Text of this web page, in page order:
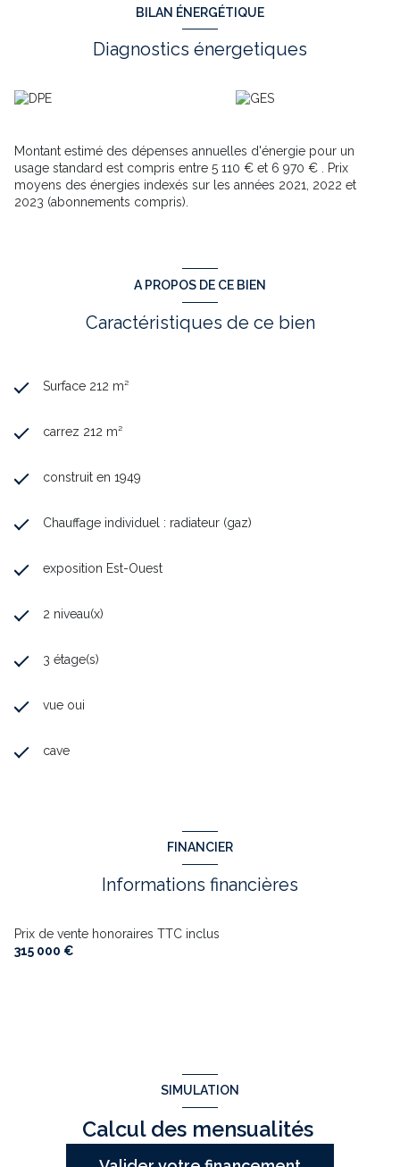
Idéal pour investisseur souhaitant allier rendement, et pourquoi
pas la possibilité de s'installer avec les avantages du logement
grand jardin, une configuration rare dans ce secteur.
Des travaux de rafraîchissement sont à prévoir sur le T2 et le T1
Jean-Luc LACOMBE de l'agence TOWER IMMOBILIER
disponible au 06 07 47 58 74 ou lacombejeanluc@gmail.com
Annonce rédigée sous la responsabilité éditoriale de Jean-Luc
LACOMBE - RSAC n°324 401 298 R.S.A.C. RODEZ
BILAN ÉNERGÉTIQUE
Diagnostics énergetiques
Montant estimé des dépenses annuelles d'énergie pour un
usage standard est compris entre 5 110 € et 6 970 € . Prix
moyens des énergies indexés sur les années 2021, 2022 et
2023 (abonnements compris).
A PROPOS DE CE BIEN
Caractéristiques de ce bien
Surface 212 m²
carrez 212 m²
construit en 1949
Chauffage individuel : radiateur (gaz)
exposition Est-Ouest
2 niveau(x)
3 étage(s)
vue oui
cave
FINANCIER
Informations financières
Prix de vente honoraires TTC inclus
315 000 €
SIMULATION
Calcul des mensualités